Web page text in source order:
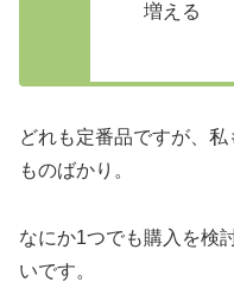
増える
どれも定番品ですが、
ものばかり。
なにか1つでも購入を検
いです。